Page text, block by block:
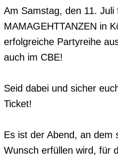
Am Samstag, den 11. Juli
MAMAGEHTTANZEN in
erfolgreiche Partyreihe
auch im CBE!
Seid dabei und sicher
Ticket!
Es ist der Abend, an dem
Wunsch erfüllen wird, für